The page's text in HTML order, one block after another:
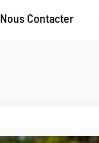
Nous Contacter
Nous Contacter